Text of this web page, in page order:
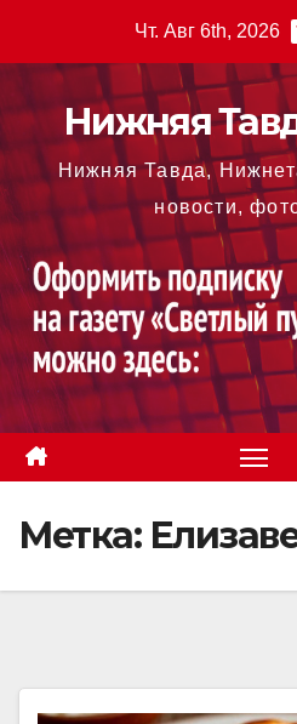
содержимому
Чт. Авг 6th, 2026
Нижняя
Нижняя Тавда,
новости,
Метка: